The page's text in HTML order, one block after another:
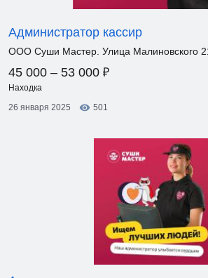
Администратор кассир
ООО Суши Мастер. Улица Малиновского
45 000 – 53 000 ₽
Находка
26 января 2025
501